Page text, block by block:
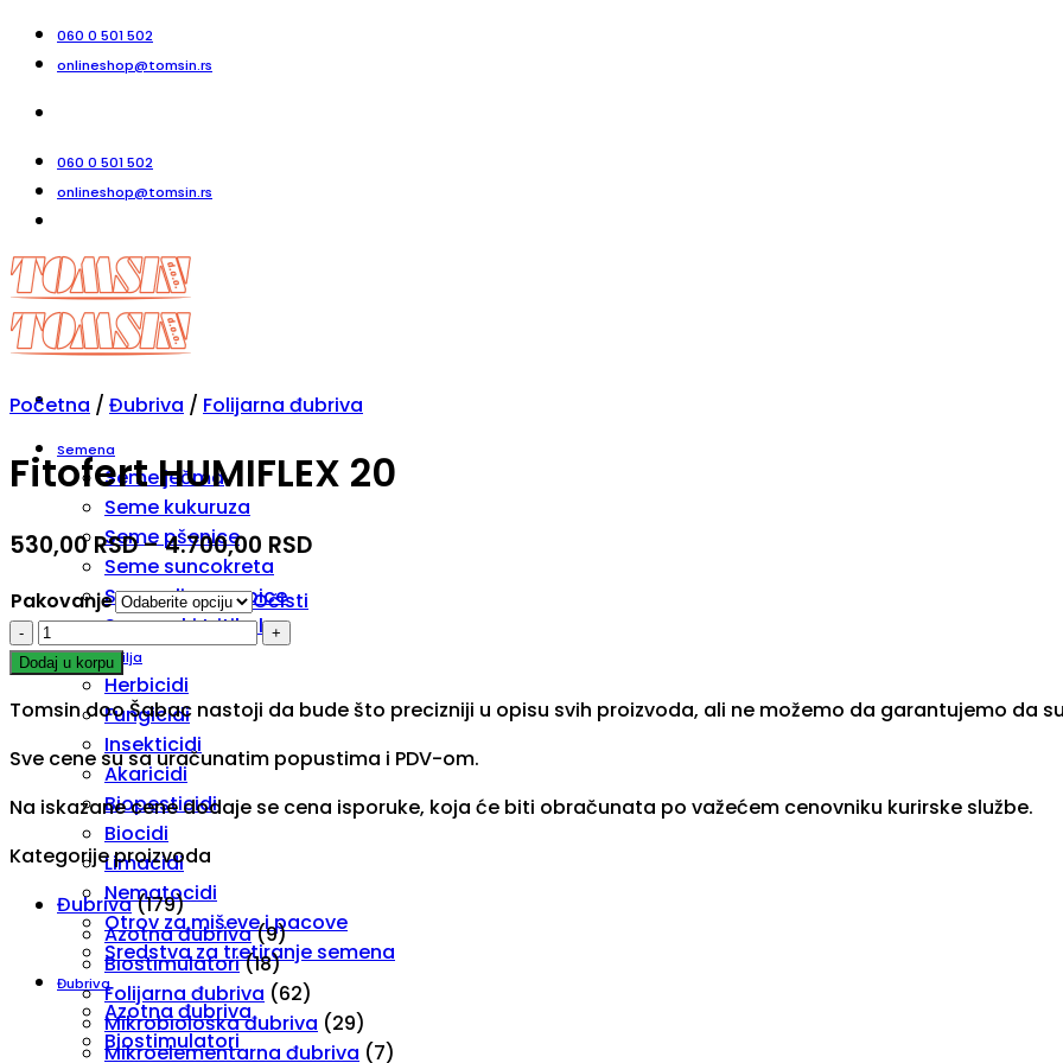
Прескочи060 0 501 502
onlineshop@tomsin.rs
060 0 501 502
onlineshop@tomsin.rs
Semena
Seme ječma
Seme kukuruza
Seme pšenice
Seme suncokreta
Seme uljane repice
Semenski tritikal
Zaštita bilja
Herbicidi
Fungicidi
Insekticidi
Akaricidi
Biopesticidi
Biocidi
Limacidi
Nematocidi
Otrov za miševe i pacove
Sredstva za tretiranje semena
Đubriva
Azotna đubriva
Biostimulatori
Početna / Đubriva / Folijarna đubriva
Fitofert HUMIFLEX 20
530,00RSD–4.700,00 RSD
Pakovanje
Očisti
Fitofert
HUMIFLEX
količina
Dodaj u korpu
Tomsin doo Šabac nastoji da bude što precizniji u opisu svih proizvoda, ali ne možemo da garantujemo da
Sve cene su sa uračunatim popustima i PDV-om.
Na iskazane cene dodaje se cena isporuke, koja će biti obračunata po važećem cenovniku kurirske službe.
Kategorije proizvoda
Đubriva(179)
Azotna đubriva(9)
Biostimulatori(18)
Folijarna đubriva (62)
Mikrobiološka đubriva (29)
Mikroelementarna đubriva (7)